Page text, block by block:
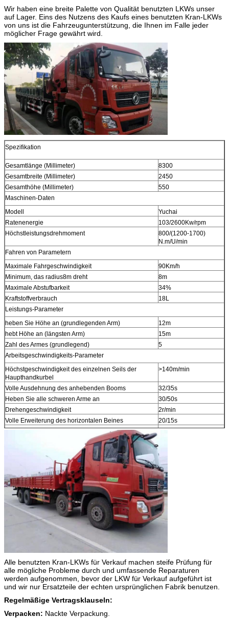
Wir haben eine breite Palette von Qualität benutzten LKWs unser
auf Lager. Eins des Nutzens des Kaufs eines benutzten Kran-LKWs
von uns ist die Fahrzeugunterstützung, die Ihnen im Falle jeder
möglicher Frage gewährt wird.
Spezifikation
Gesamtlänge (Millimeter)
8300
Gesamtbreite (Millimeter)
2450
Gesamthöhe (Millimeter)
550
Maschinen-Daten
Modell
Yuchai
Ratenenergie
103/2600Kw/rpm
Höchstleistungsdrehmoment
800/(1200-1700)
N.m/U/min
Fahren von Parametern
Maximale Fahrgeschwindigkeit
90Km/h
Minimum, das radius8m dreht
8m
Maximale Abstufbarkeit
34%
Kraftstoffverbrauch
18L
Leistungs-Parameter
heben Sie Höhe an (grundlegenden Arm)
12m
hebt Höhe an (längsten Arm)
15m
Zahl des Armes (grundlegend)
5
Arbeitsgeschwindigkeits-Parameter
Höchstgeschwindigkeit des einzelnen Seils der
Haupthandkurbel
>140m/min
Volle Ausdehnung des anhebenden Booms
32/35s
Heben Sie alle schweren Arme an
30/50s
Drehengeschwindigkeit
2r/min
Volle Erweiterung des horizontalen Beines
20/15s
Vertikale Beine völlig geschlossen
Alle benutzten Kran-LKWs für Verkauf machen steife Prüfung für
alle mögliche Probleme durch und umfassende Reparaturen
werden aufgenommen, bevor der LKW für Verkauf aufgeführt ist
und wir nur Ersatzteile der echten ursprünglichen Fabrik benutzen.
Regelmäßige Vertragsklauseln:
Verpacken: Nackte Verpackung.